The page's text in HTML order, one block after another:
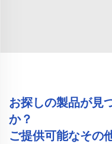
お探しの製品が見
か？
ご提供可能なその